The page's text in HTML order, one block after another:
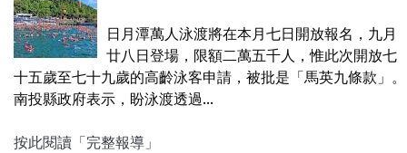
日月潭萬人泳渡將在本月七日開放報名，九月
廿八日登場，限額二萬五千人，惟此次開放七
十五歲至七十九歲的高齡泳客申請，被批是「馬英九條款」。
南投縣政府表示，盼泳渡透過...
按此閱讀「完整報導」